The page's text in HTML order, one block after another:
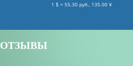
1 $ = 55.30 руб., 135.00 ¥
ОТЗЫВЫ